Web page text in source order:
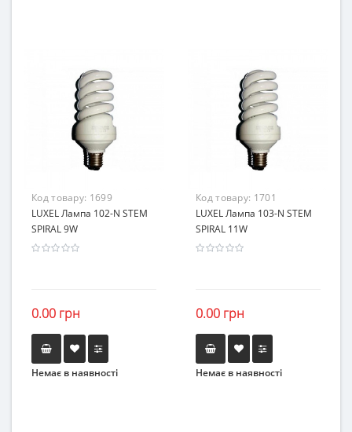
Код товару: 1699
LUXEL Лампа 102-N STEM
SPIRAL 9W
0.00 грн
Немає в наявності
Код товару: 1701
LUXEL Лампа 103-N STEM
SPIRAL 11W
0.00 грн
Немає в наявності